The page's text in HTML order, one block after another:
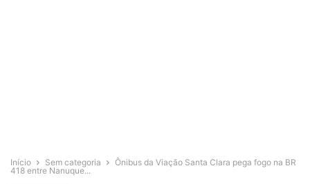
Início Sem categoria
Ônibus da Viação Santa Clara pega fogo na BR
418 entre Nanuque...